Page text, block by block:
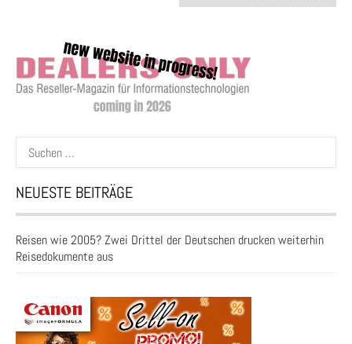
Suchen
nach:
NEUESTE BEITRÄGE
Reisen wie 2005? Zwei Drittel der Deutschen drucken weiterhin
Reisedokumente aus